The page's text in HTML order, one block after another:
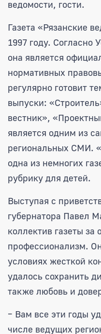
ведомости, гости.
Газета «Рязанские
1997 году. Согласно
она является
нормативных
регулярно готовит
выпуски:
вестник»,
является одним из
региональных СМИ.
одна из немногих
рубрику для детей.
Выступая с
губернатора Павел
коллектив газеты за
профессионализм.
условиях жесткой
удалось сохранить
также любовь и
– Вам все эти годы
числе ведущих